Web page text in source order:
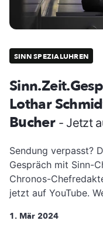
SINN SPEZIALUHREN
Lothar
Bucher - Jetzt
Sendung verpasst?
Gespräch mit Sinn-
Chronos-
jetzt auf YouTube.
1. Mär 2024